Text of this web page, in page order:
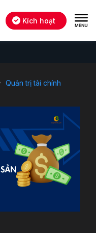
Kích hoạt
Quản trị tài chính